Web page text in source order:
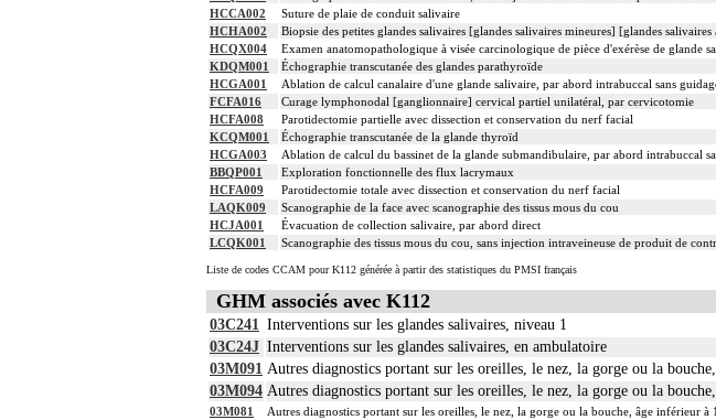
HCCA002
Suture de plaie de conduit salivaire
HCHA002
Biopsie des petites glandes salivaires [glandes salivaires mineures] [glandes salivaires
HCQX004
Examen anatomopathologique à visée carcinologique de pièce d'exérèse de glande
KDQM001
Échographie transcutanée des glandes parathyroïde
HCGA001
Ablation de calcul canalaire d'une glande salivaire, par abord intrabuccal sans
FCFA016
Curage lymphonodal [ganglionnaire] cervical partiel unilatéral, par cervicotomie
HCFA008
Parotidectomie partielle avec dissection et conservation du nerf facial
KCQM001
Échographie transcutanée de la glande thyroïd
HCGA003
Ablation de calcul du bassinet de la glande submandibulaire, par abord intrabuccal
BBQP001
Exploration fonctionnelle des flux lacrymaux
HCFA009
Parotidectomie totale avec dissection et conservation du nerf facial
LAQK009
Scanographie de la face avec scanographie des tissus mous du cou
HCJA001
Évacuation de collection salivaire, par abord direct
LCQK001
Scanographie des tissus mous du cou, sans injection intraveineuse de produit de
Liste de codes CCAM pour K112 générée à partir des statistiques du PMSI français
GHM associés avec K112
03C241
Interventions sur les glandes salivaires, niveau 1
03C24J Interventions sur les glandes salivaires, en ambulatoire
03M091 Autres diagnostics portant sur les oreilles, le nez, la gorge ou la
03M094 Autres diagnostics portant sur les oreilles, le nez, la gorge ou la
03M081
Autres diagnostics portant sur les oreilles, le nez, la gorge ou la bouche, âge inférieur à